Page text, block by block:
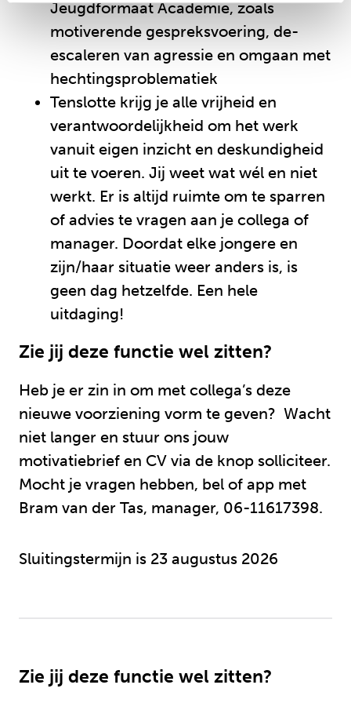
Jeugdformaat Academie, zoals
motiverende gespreksvoering, de-
escaleren van agressie en omgaan met
hechtingsproblematiek
Tenslotte krijg je alle vrijheid en
verantwoordelijkheid om het werk
vanuit eigen inzicht en deskundigheid
uit te voeren. Jij weet wat wél en niet
werkt. Er is altijd ruimte om te sparren
of advies te vragen aan je collega of
manager. Doordat elke jongere en
zijn/haar situatie weer anders is, is
geen dag hetzelfde. Een hele
uitdaging!
Zie jij deze functie wel zitten?
Heb je er zin in om met collega’s deze
nieuwe voorziening vorm te geven? Wacht
niet langer en stuur ons jouw
motivatiebrief en CV via de knop solliciteer.
Mocht je vragen hebben, bel of app met
Bram van der Tas, manager, 06-11617398.
Sluitingstermijn is 23 augustus 2026
Zie jij deze functie wel zitten?